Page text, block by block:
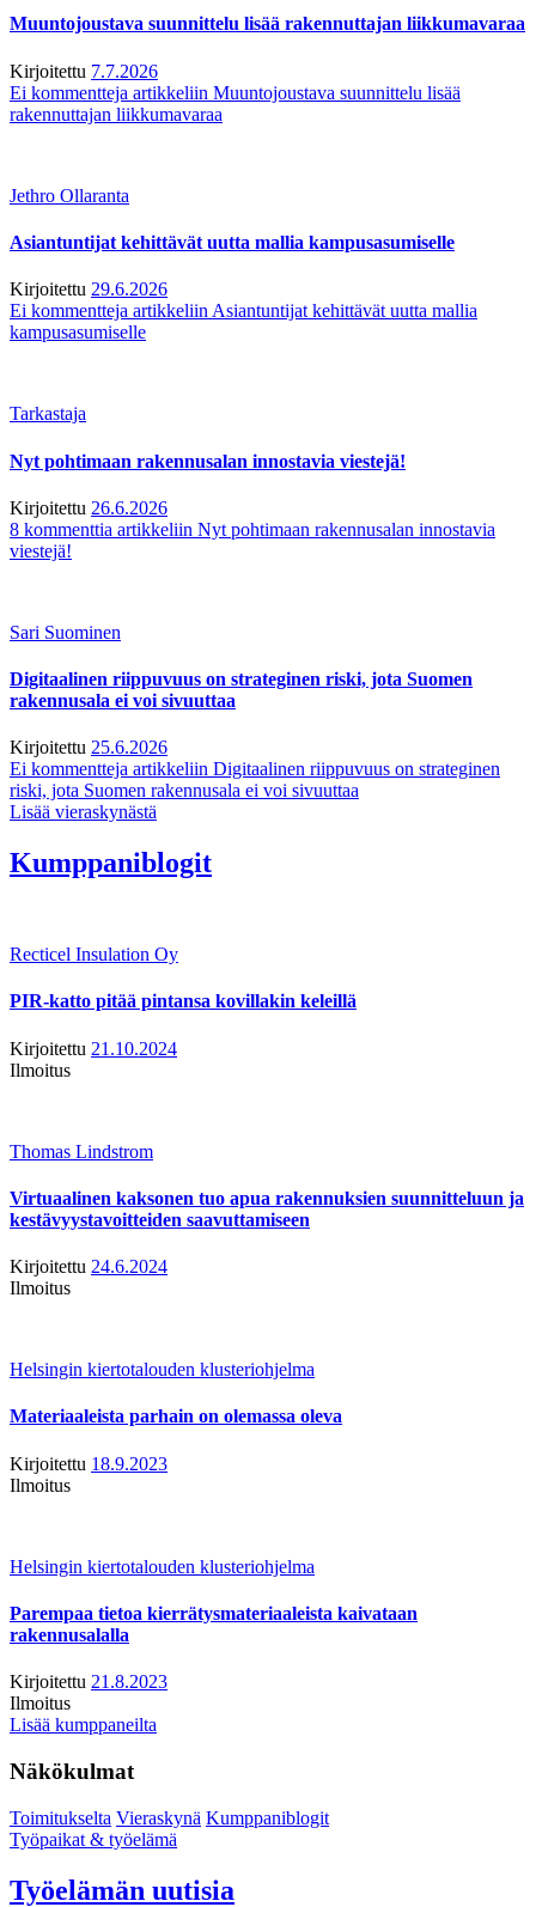
Muuntojoustava suunnittelu lisää rakennuttajan liikkumavaraa
Kirjoitettu 7.7.2026
Ei kommentteja artikkeliin Muuntojoustava suunnittelu lisää
rakennuttajan liikkumavaraa
Jethro Ollaranta
Asiantuntijat kehittävät uutta mallia kampusasumiselle
Kirjoitettu 29.6.2026
Ei kommentteja artikkeliin Asiantuntijat kehittävät uutta mallia
kampusasumiselle
Tarkastaja
Nyt pohtimaan rakennusalan innostavia viestejä!
Kirjoitettu 26.6.2026
8 kommenttia artikkeliin Nyt pohtimaan rakennusalan innostavia
viestejä!
Sari Suominen
Digitaalinen riippuvuus on strateginen riski, jota Suomen
rakennusala ei voi sivuuttaa
Kirjoitettu 25.6.2026
Ei kommentteja artikkeliin Digitaalinen riippuvuus on strateginen
riski, jota Suomen rakennusala ei voi sivuuttaa
Lisää vieraskynästä
Kumppaniblogit
Recticel Insulation Oy
PIR-katto pitää pintansa kovillakin keleillä
Kirjoitettu 21.10.2024
Ilmoitus
Thomas Lindstrom
Virtuaalinen kaksonen tuo apua rakennuksien suunnitteluun ja
kestävyystavoitteiden saavuttamiseen
Kirjoitettu 24.6.2024
Ilmoitus
Helsingin kiertotalouden klusteriohjelma
Materiaaleista parhain on olemassa oleva
Kirjoitettu 18.9.2023
Ilmoitus
Helsingin kiertotalouden klusteriohjelma
Parempaa tietoa kierrätysmateriaaleista kaivataan
rakennusalalla
Kirjoitettu 21.8.2023
Ilmoitus
Lisää kumppaneilta
Näkökulmat
Toimitukselta Vieraskynä Kumppaniblogit
Työpaikat & työelämä
Työelämän uutisia